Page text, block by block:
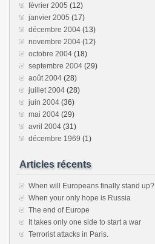
février 2005 (12)
janvier 2005 (17)
décembre 2004 (13)
novembre 2004 (12)
octobre 2004 (18)
septembre 2004 (29)
août 2004 (28)
juillet 2004 (28)
juin 2004 (36)
mai 2004 (29)
avril 2004 (31)
décembre 1969 (1)
Articles récents
When will Europeans finally stand up?
When your only hope is Russia
The end of Europe
It takes only one side to start a war
Terrorist attacks in Paris.